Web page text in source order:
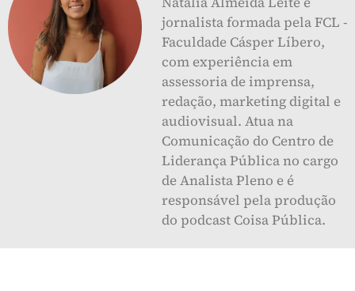
jornalista formada pela FCL -
Faculdade Cásper Líbero,
com experiência em
assessoria de imprensa,
redação, marketing digital e
audiovisual. Atua na
Comunicação do Centro de
Liderança Pública no cargo
de Analista Pleno e é
responsável pela produção
do podcast Coisa Pública.